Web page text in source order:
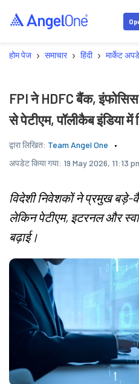
होम पेज › समाचार › हिंदी › मार्केट
FPI ने HDFC बैंक, इंफोसिस
से पेटीएम, पॉलीकैब इंडिया में
द्वारा लिखित: Team Angel One
अपडेट किया गया: 19 May 2026, 11:13
विदेशी निवेशकों ने प्रमुख बड़े-
लेकिन पेटीएम, इटरनल और
बढ़ाई।